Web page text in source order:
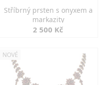
Stříbrný prsten s onyxem a
markazity
2 500 Kč
NOVÉ